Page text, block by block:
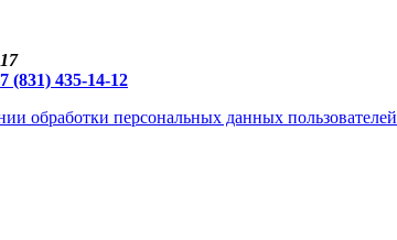
(831) 435-14-12
обработки персональных данных пользователей